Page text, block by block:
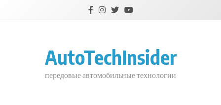
AutoTechInsider
передовые автомобильные технологии